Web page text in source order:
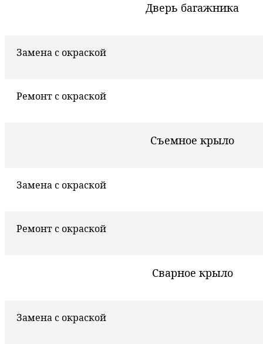
Дверь багажника
Замена с окраской
Ремонт с окраской
Съемное крыло
Замена с окраской
Ремонт с окраской
Сварное крыло
Замена с окраской